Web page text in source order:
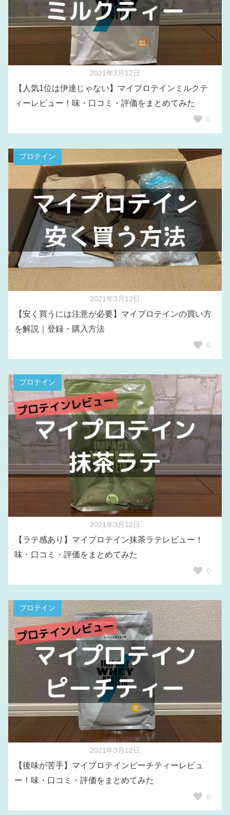
2021年3月12日
【人気1位は伊達じゃない】マイプロテインミルクテ
ィーレビュー！味・口コミ・評価をまとめてみた
0
プロテイン
2021年3月12日
【安く買うには注意が必要】マイプロテインの買い方
を解説｜登録・購入方法
0
プロテイン
2021年3月12日
【ラテ感あり】マイプロテイン抹茶ラテレビュー！
味・口コミ・評価をまとめてみた
0
プロテイン
2021年3月12日
【後味が苦手】マイプロテインピーチティーレビュ
ー！味・口コミ・評価をまとめてみた
0